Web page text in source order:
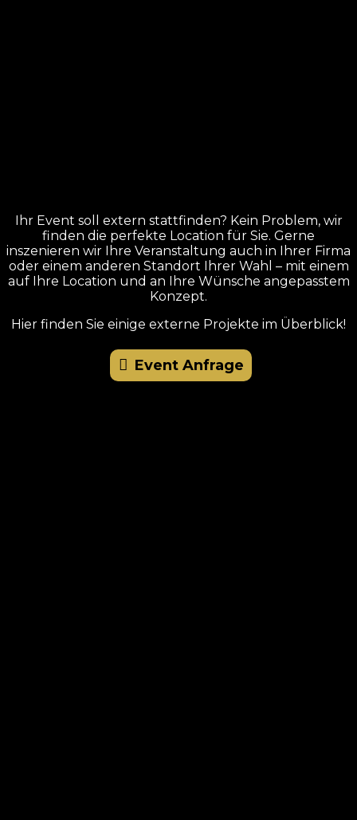
Ihr Event soll extern stattfinden? Kein Problem, wir
finden die perfekte Location für Sie. Gerne
inszenieren wir Ihre Veranstaltung auch in Ihrer Firma
oder einem anderen Standort Ihrer Wahl – mit einem
auf Ihre Location und an Ihre Wünsche angepasstem
Konzept.
Hier finden Sie einige externe Projekte im Überblick!
Event Anfrage